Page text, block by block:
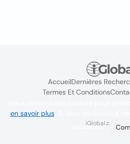
AccueilDernières
Termes Et Conditions
iGlobal.co @
en savoir plus. Si vous continuez à
utilisation.